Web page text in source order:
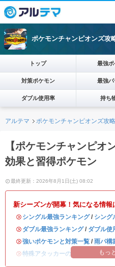
ポケモンチャンピオンズ攻
トップ 最強
対策ポケモン 最強パ
ダブル使用率 持ち
アルテマ ポケモンチャンピオンズ攻略
【ポケモンチャンピオ
効果と習得ポケモン
最終更新：2026年8月1日(土) 08:02
新シーズンが開幕！気になる情報
・ シングル最強ランキング/ シング
・ ダブル最強ランキング/ ダブル使
・強いポケモンと対策一覧 / 雨パ構
・特殊アタッカーのおすすめラン
もっ